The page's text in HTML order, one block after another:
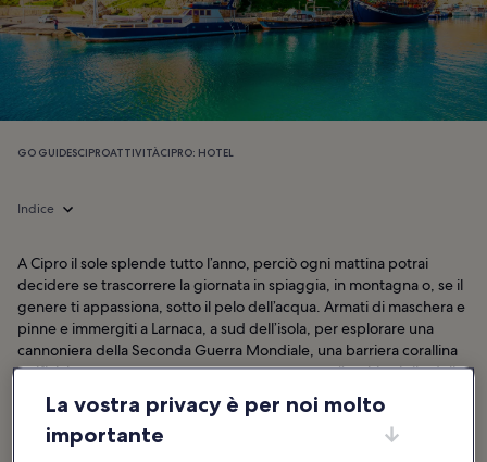
GO GUIDESCIPROATTIVITÀCIPRO: HOTEL
Indice
A Cipro il sole splende tutto l’anno, perciò ogni mattina potrai
decidere se trascorrere la giornata in spiaggia, in montagna o, se il
genere ti appassiona, sotto il pelo dell’acqua. Armati di maschera e
pinne e immergiti a Larnaca, a sud dell’isola, per esplorare una
cannoniera della Seconda Guerra Mondiale, una barriera corallina
artificiale e una grotta sommersa, sempre sotto l’occhio vigile della
fauna marina.
Cipro è famosa anche per le radici antiche. Oltre ad aver dato i
La vostra privacy è per noi molto
importante